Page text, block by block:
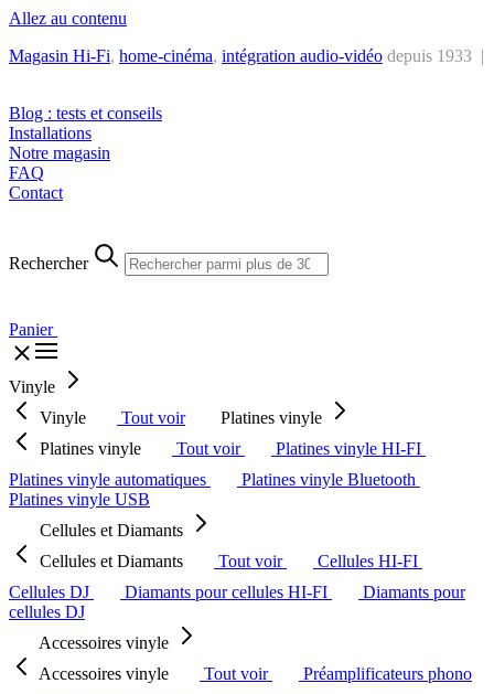
Allez au contenu
Magasin Hi-Fi, home-cinéma, intégration audio-vidéo depuis 1933 |
Blog : tests et conseils
Installations
Notre magasin
FAQ
Contact
Rechercher
Panier
Vinyle
Vinyle
Tout voir
Platines vinyle
Platines vinyle
Tout voir
Platines vinyle HI-FI
Platines vinyle automatiques
Platines vinyle Bluetooth
Platines vinyle USB
Cellules et Diamants
Cellules et Diamants
Tout voir
Cellules HI-FI
Cellules DJ
Diamants pour cellules HI-FI
Diamants pour
cellules DJ
Accessoires vinyle
Accessoires vinyle
Tout voir
Préamplificateurs phono